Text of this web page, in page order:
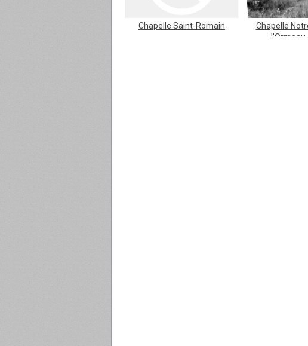
Chapelle Saint-Romain
Chapelle
l'Ormeau